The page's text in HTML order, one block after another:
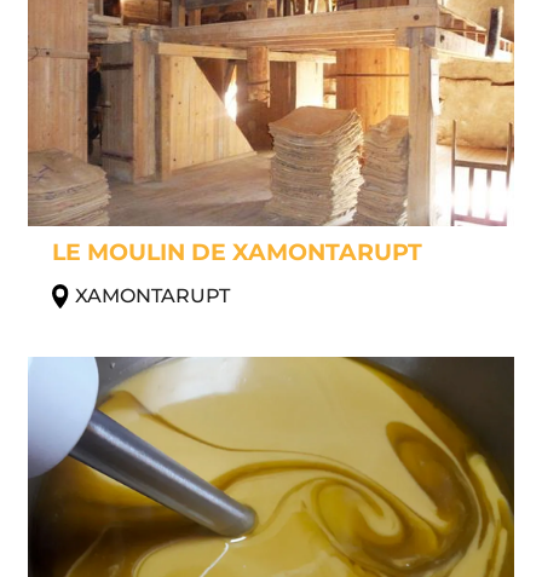
LE MOULIN DE XAMONTARUPT
XAMONTARUPT